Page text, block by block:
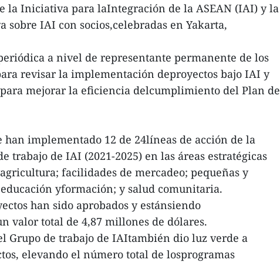
la Iniciativa para laIntegración de la ASEAN (IAI) y la
sobre IAI con socios,celebradas en Yakarta,
a nivel de representante permanente de los
revisar la implementación deproyectos bajo IAI y
mejorar la eficiencia delcumplimiento del Plan de
han implementado 12 de 24líneas de acción de la
trabajo de IAI (2021-2025) en las áreas estratégicas
facilidades de mercadeo; pequeñas y
yformación; y salud comunitaria.
han sido aprobados y estánsiendo
valor total de 4,87 millones de dólares.
Grupo de trabajo de IAItambién dio luz verde a
elevando el número total de losprogramas